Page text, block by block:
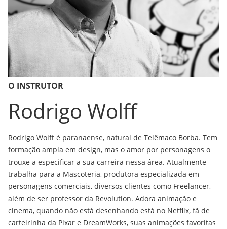
O INSTRUTOR
Rodrigo Wolff
Rodrigo Wolff é paranaense, natural de Telêmaco Borba. Tem
formação ampla em design, mas o amor por personagens o
trouxe a especificar a sua carreira nessa área. Atualmente
trabalha para a Mascoteria, produtora especializada em
personagens comerciais, diversos clientes como Freelancer,
além de ser professor da Revolution. Adora animação e
cinema, quando não está desenhando está no Netflix, fã de
carteirinha da Pixar e DreamWorks, suas animações favoritas